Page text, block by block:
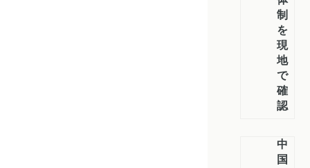
制
を
現
地
で
確
認
中
国